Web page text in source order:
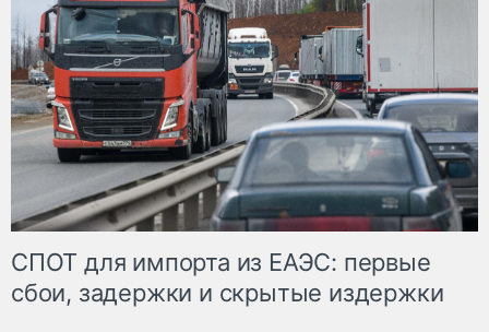
СПОТ для импорта из ЕАЭС: первые
сбои, задержки и скрытые издержки